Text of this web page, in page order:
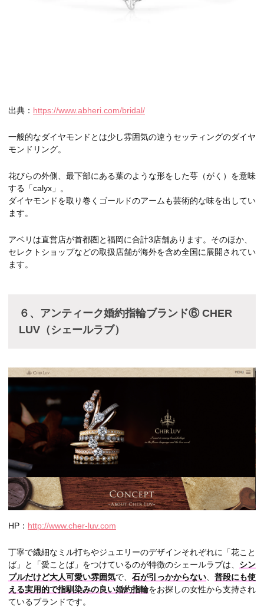
出典： https://www.abheri.com/bridal/
一般的なダイヤモンドとは少し雰囲気の違うセッティングのダイヤ
モンドリング。
花びらの外側、最下部にある葉のような形をした萼（がく）を意味
する「calyx」。
ダイヤモンドを取り巻くゴールドのアームも芸術的な味を出してい
ます。
アベリは直営店が首都圏と福岡に合計3店舗あります。そのほか、
セレクトショップなどの取扱店舗が海外を含め全国に展開されてい
ます。
６、アンティーク婚約指輪ブランド⑥ CHER
LUV（シェールラブ）
HP： http://www.cher-luv.com
丁寧で繊細なミル打ちやジュエリーのデザインそれぞれに「花こと
ば」と「愛ことば」をつけているのが特徴のシェールラブは、 シン
プルだけど大人可愛い雰囲気で、 石が引っかからない
普段にも使
える実用的で指馴染みの良い婚約指輪をお探しの女性から支持され
ているブランドです。